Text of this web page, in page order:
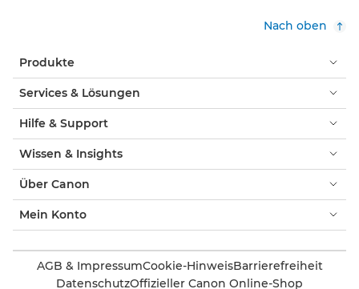
Nach oben
Produkte
Services & Lösungen
Hilfe & Support
Wissen & Insights
Über Canon
Mein Konto
AGB & ImpressumCookie-HinweisBarrierefreiheit
DatenschutzOffizieller Canon Online-Shop